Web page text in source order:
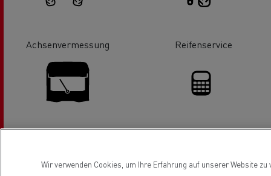
Achsenvermessung Reifenservice
Wir verwenden Cookies, um Ihre Erfahrung auf unserer Website